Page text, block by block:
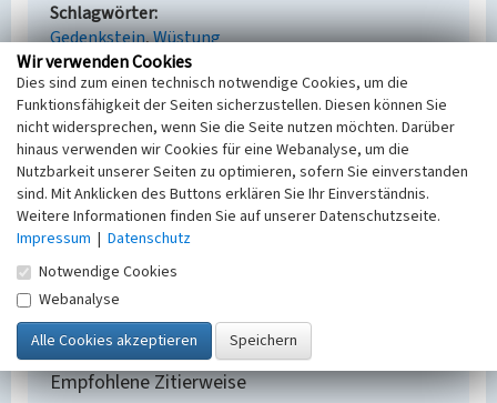
Schlagwörter
Gedenkstein Wüstung
Ort
Riegel
Alternativer Ortsname
Roholn
Fachsicht(en)
Denkmalpflege
Erfassungsmaßstab
Keine Angabe
Übernahme aus externer Fachdatenbank
Empfohlene Zitierweise
Wir verwenden Cookies
Dies sind zum einen technisch notwendige Cookies, um die
Funktionsfähigkeit der Seiten sicherzustellen. Diesen können Sie
nicht widersprechen, wenn Sie die Seite nutzen möchten. Darüber
hinaus verwenden wir Cookies für eine Webanalyse, um die
Nutzbarkeit unserer Seiten zu optimieren, sofern Sie einverstanden
sind. Mit Anklicken des Buttons erklären Sie Ihr Einverständnis.
Weitere Informationen finden Sie auf unserer Datenschutzseite.
Impressum | Datenschutz
Notwendige Cookies
Webanalyse